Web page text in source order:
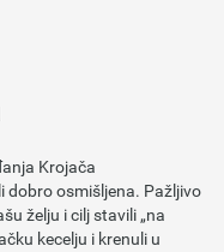
Krojača
dobro osmišljena. Pažljivo
želju i cilj stavili „na
kecelju i krenuli u